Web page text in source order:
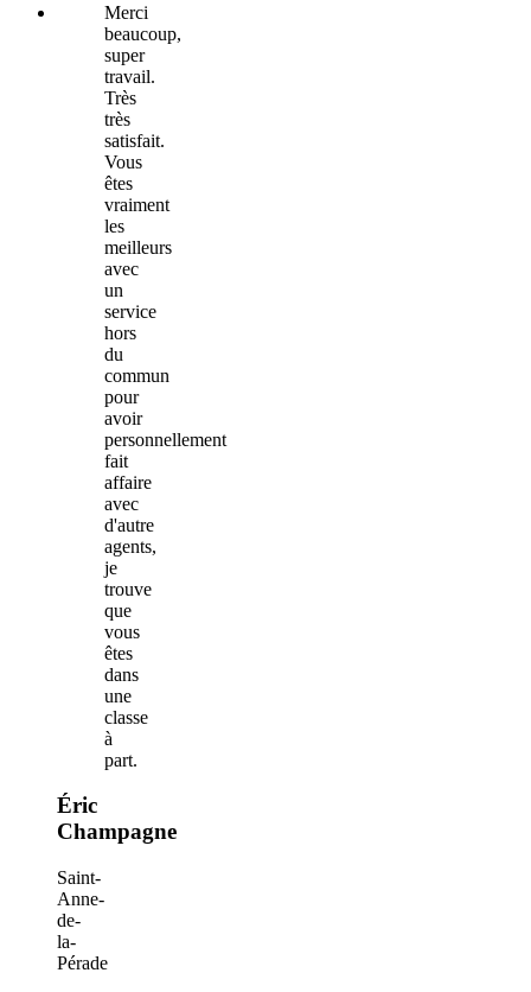
Merci
beaucoup,
super
travail.
Très
très
satisfait.
Vous
êtes
vraiment
les
meilleurs
avec
un
service
hors
du
commun
pour
avoir
personnellement
fait
affaire
avec
d'autre
agents,
je
trouve
que
vous
êtes
dans
une
classe
à
part.
Éric
Champagne
Saint-
Anne-
de-
la-
Pérade